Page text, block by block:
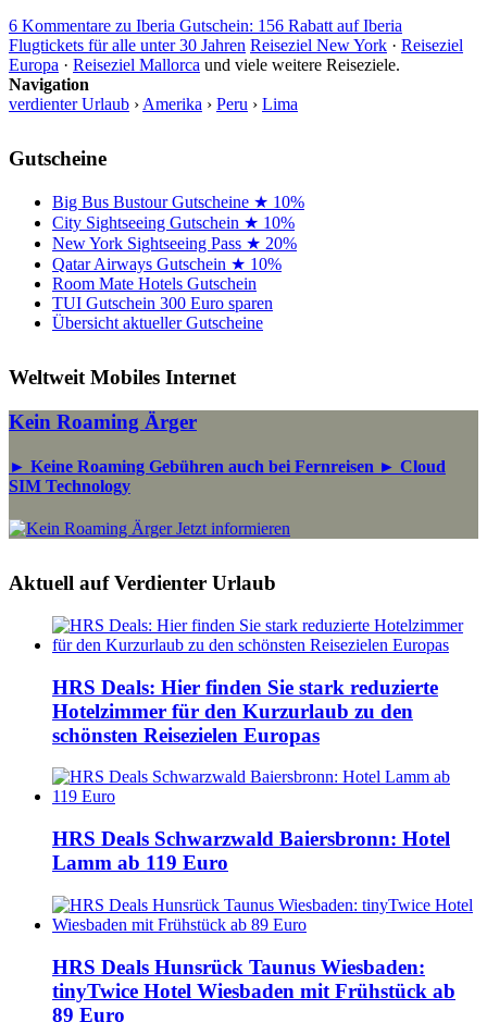
6 Kommentare zu Iberia Gutschein: 156 Rabatt auf Iberia
Flugtickets für alle unter 30 Jahren Reiseziel New York · Reiseziel
Europa · Reiseziel Mallorca und viele weitere Reiseziele.
Navigation
verdienter Urlaub › Amerika › Peru › Lima
Gutscheine
Big Bus Bustour Gutscheine ★ 10%
City Sightseeing Gutschein ★ 10%
New York Sightseeing Pass ★ 20%
Qatar Airways Gutschein ★ 10%
Room Mate Hotels Gutschein
TUI Gutschein 300 Euro sparen
Übersicht aktueller Gutscheine
Weltweit Mobiles Internet
Kein Roaming Ärger
► Keine Roaming Gebühren auch bei Fernreisen ► Cloud
SIM Technology
Jetzt informieren
Aktuell auf Verdienter Urlaub
HRS Deals: Hier finden Sie stark reduzierte
Hotelzimmer für den Kurzurlaub zu den
schönsten Reisezielen Europas
HRS Deals Schwarzwald Baiersbronn: Hotel
Lamm ab 119 Euro
HRS Deals Hunsrück Taunus Wiesbaden:
tinyTwice Hotel Wiesbaden mit Frühstück ab
89 Euro